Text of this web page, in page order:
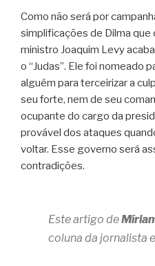
Como não será por
simplificações de Dilma
ministro Joaquim Levy
o “Judas”. Ele foi nomeado
alguém para terceirizar a
seu forte, nem de seu
ocupante do cargo da
provável dos ataques
voltar. Esse governo será
contradições.
Este artigo de
coluna da jornalista